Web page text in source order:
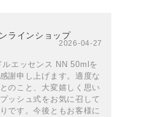
ラインショップ
2026-04-27
エッセンス NN 50mlを
謝申し上げます。適度な
のこと、大変嬉しく思い
ッシュ式をお気に召して
です。今後ともお客様に